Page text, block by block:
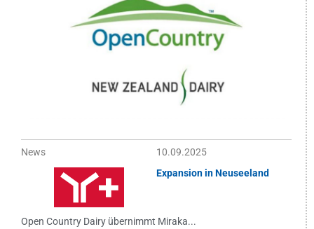
News
10.09.2025
Expansion in Neuseeland
Open Country Dairy übernimmt Miraka...